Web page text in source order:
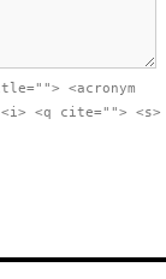
<acronym
<q cite=""> <s>